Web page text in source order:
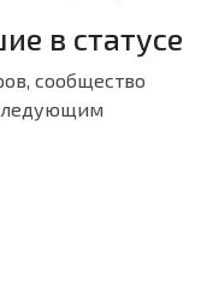
в статусе
сообщество